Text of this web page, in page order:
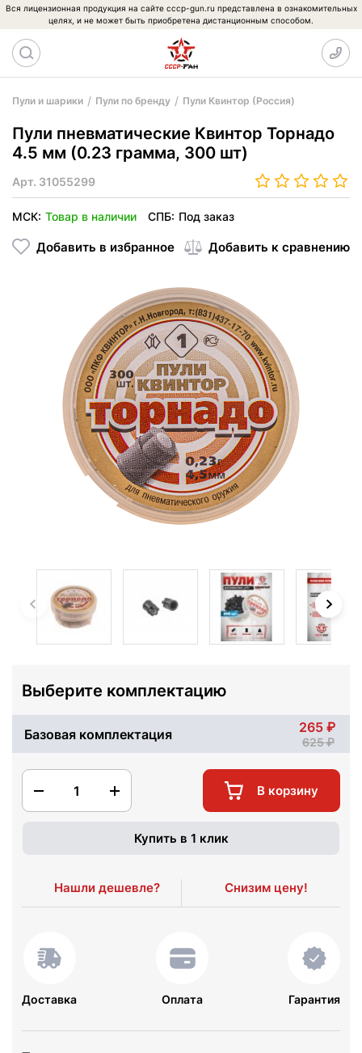
Вся лицензионная продукция на сайте cccp-gun.ru представлена в ознакомительных
целях, и не может быть приобретена дистанционным способом.
Пули и шарики Пули по бренду Пули Квинтор (Россия)
Пули пневматические Квинтор Торнадо
4.5 мм (0.23 грамма, 300 шт)
Арт. 31055299
МСК: Товар в наличии СПБ: Под заказ
Добавить в избранное Добавить к сравнению
Выберите комплектацию
Базовая комплектация 265
625
1 В корзину
Купить в 1 клик
Нашли дешевле? Снизим цену!
Доставка Оплата Гарантия